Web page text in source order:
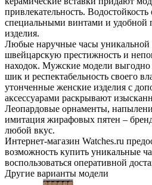
привлекательность. Водостойкость
специальными винтами и удобной
изделия.
Любые наручные часы уникальной
швейцарскую престижность и
находок. Мужские модели выгодно
шик и респектабельность своего
утонченные женские изделия с
аксессуарами раскрывают
Леопардовые орнаменты,
имитация жирафовых пятен –
любой вкус.
Интернет-магазин Watches.ru
возможность купить уникальные
воспользоваться оперативной
Другие варианты модели